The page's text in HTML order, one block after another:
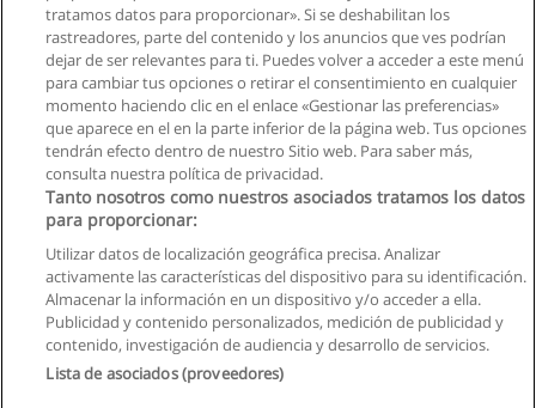
Curso - Peritaje en Terapia Ocupacional
Firma Profesional Luis Diaz Consultores
Solicita información
Privacidad de datos
Contactar con Educaedu
Copyright © Educaedu Business S.L. - CIF : B-95610580: -
tratamos datos para proporcionar». Si se deshabilitan los
rastreadores, parte del contenido y los anuncios que ves podrían
dejar de ser relevantes para ti. Puedes volver a acceder a este menú
para cambiar tus opciones o retirar el consentimiento en cualquier
momento haciendo clic en el enlace «Gestionar las preferencias»
que aparece en el en la parte inferior de la página web. Tus opciones
tendrán efecto dentro de nuestro Sitio web. Para saber más,
consulta nuestra política de privacidad.
Tanto nosotros como nuestros asociados tratamos los datos
para proporcionar:
Utilizar datos de localización geográfica precisa. Analizar
activamente las características del dispositivo para su identificación.
Almacenar la información en un dispositivo y/o acceder a ella.
Publicidad y contenido personalizados, medición de publicidad y
contenido, investigación de audiencia y desarrollo de servicios.
Lista de asociados (proveedores)